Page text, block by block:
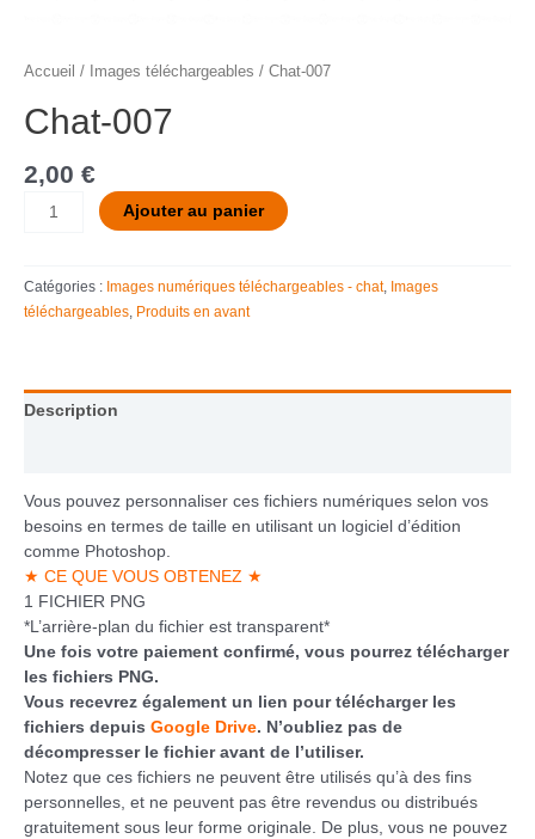
Accueil / Images téléchargeables / Chat-007
Chat-007
2,00 €
Ajouter au panier
Catégories : Images numériques téléchargeables - chat, Images
téléchargeables Produits en avant
Description
Vous pouvez personnaliser ces fichiers numériques selon vos
besoins en termes de taille en utilisant un logiciel d’édition
comme Photoshop.
★ CE QUE VOUS OBTENEZ ★
1 FICHIER PNG
*L’arrière-plan du fichier est transparent*
Une fois votre paiement confirmé, vous pourrez télécharger
les fichiers PNG.
Vous recevrez également un lien pour télécharger les
fichiers depuis Google Drive. N’oubliez pas de
décompresser le fichier avant de l’utiliser.
Notez que ces fichiers ne peuvent être utilisés qu’à des fins
personnelles, et ne peuvent pas être revendus ou distribués
gratuitement sous leur forme originale. De plus, vous ne pouvez